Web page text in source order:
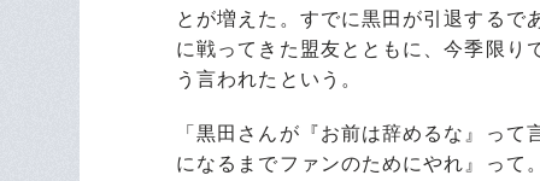
とが増えた。すでに黒田が引退するで
に戦ってきた盟友とともに、今季限り
う言われたという。
「黒田さんが『お前は辞めるな』っ
になるまでファンのためにやれ』って